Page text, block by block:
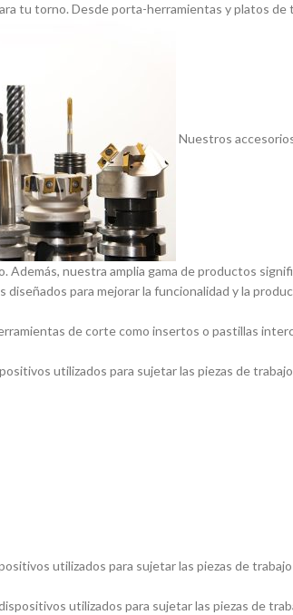
tu torno. Desde porta-herramientas y platos
Nuestros
nuestra amplia gama de productos
para mejorar la funcionalidad y la
de corte como insertos o pastillas
utilizados para sujetar las piezas de
utilizados para sujetar las piezas de
utilizados para sujetar las piezas de